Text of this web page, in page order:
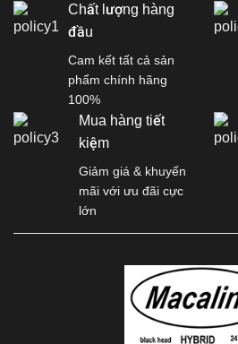
Chất lượng hàng
đầu
Cam kết tất cả sản
phẩm chính hãng
100%
Mua hàng tiết
kiệm
Giảm giá & khuyến
mãi với ưu đãi cực
lớn